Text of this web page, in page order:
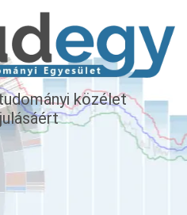
közélet